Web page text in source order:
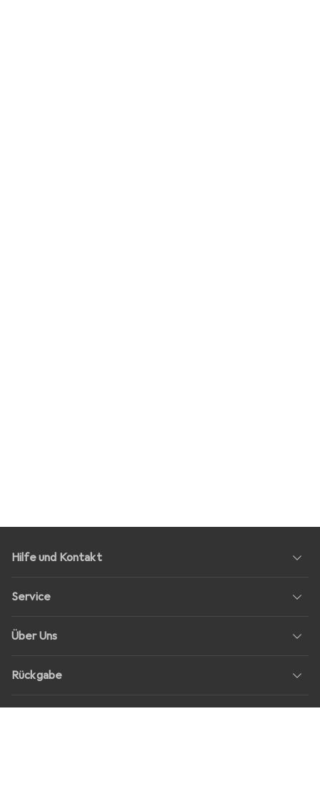
Hilfe und Kontakt
Service
Über Uns
Rückgabe